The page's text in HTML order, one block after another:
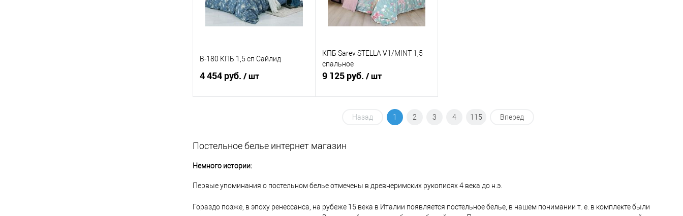
B-180 КПБ 1,5 сп Сайлид
4 454 руб. / шт
Купить в 1 клик
Сравнение
КПБ Sarev STELLA V1/MINT 1,5
спальное
9 125 руб. / шт
В корзину
Купить в 1 клик
Назад 1 2 3 4 115 Вперед
Постельное белье интернет магазин
Немного истории:
Первые упоминания о постельном белье отмечены в древнеримских рукописях 4 века до н.э.
Гораздо позже, в эпоху ренессанса, на рубеже 15 века в Италии появляется постельное белье, в нашем понимании т. е. в комплекте были